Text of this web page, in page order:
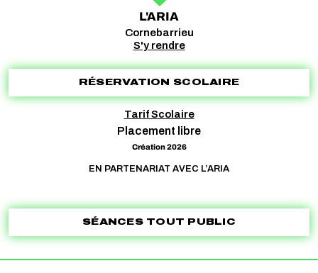
L'ARIA
Cornebarrieu
S'y rendre
RÉSERVATION SCOLAIRE
Tarif Scolaire
Placement libre
Création 2026
EN PARTENARIAT AVEC L’ARIA
SÉANCES TOUT PUBLIC